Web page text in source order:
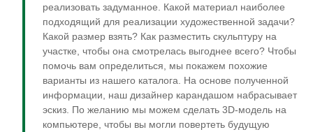
реализовать задуманное. Какой материал наиболее
подходящий для реализации художественной задачи?
Какой размер взять? Как разместить скульптуру на
участке, чтобы она смотрелась выгоднее всего? Чтобы
помочь вам определиться, мы покажем похожие
варианты из нашего каталога. На основе полученной
информации, наш дизайнер карандашом набрасывает
эскиз. По желанию мы можем сделать 3D-модель на
компьютере, чтобы вы могли повертеть будущую